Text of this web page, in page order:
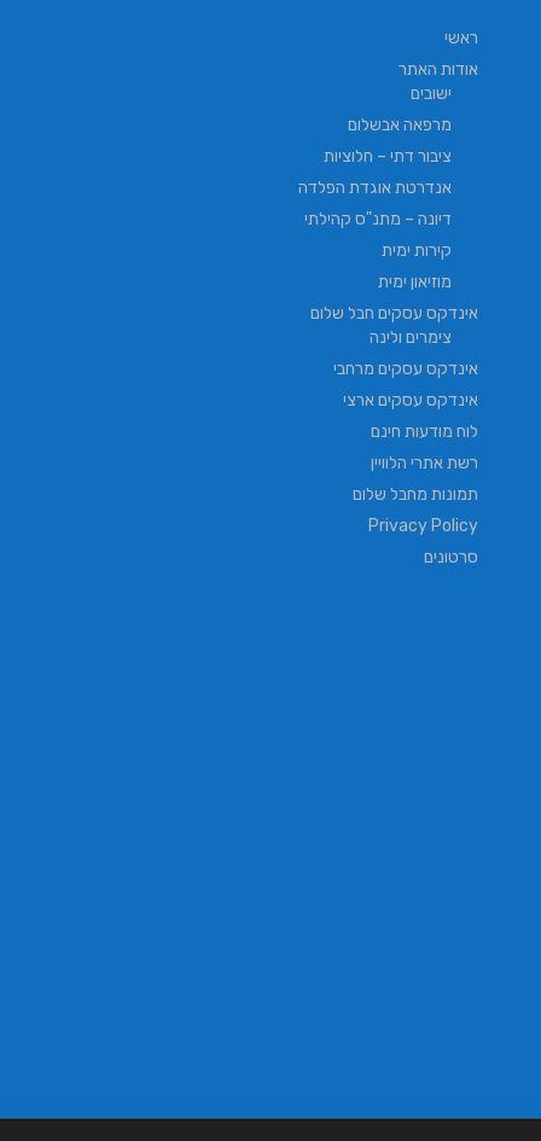
ראשי
אודות האתר
ישובים
מרפאה אבשלום
ציבור דתי – חלוציות
אנדרטת אוגדת הפלדה
דיונה – מתנ"ס קהילתי
קירות ימית
מוזיאון ימית
אינדקס עסקים חבל שלום
צימרים ולינה
אינדקס עסקים מרחבי
אינדקס עסקים ארצי
לוח מודעות חינם
רשת אתרי הלוויין
תמונות מחבל שלום
Privacy Policy
סרטונים